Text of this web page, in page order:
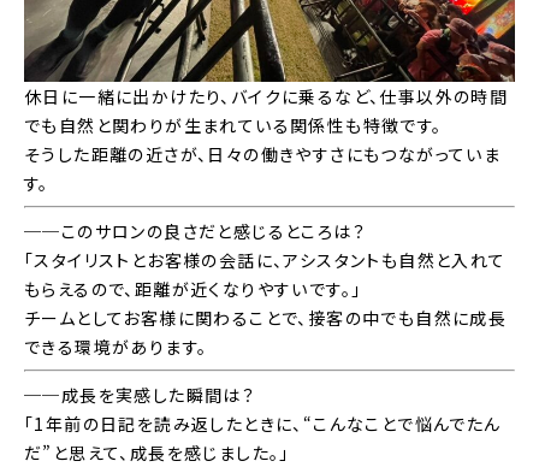
休日に一緒に出かけたり、バイクに乗るなど、仕事以外の時間
でも自然と関わりが生まれている関係性も特徴です。
そうした距離の近さが、日々の働きやすさにもつながっていま
す。
──このサロンの良さだと感じるところは？
「スタイリストとお客様の会話に、アシスタントも自然と入れて
もらえるので、距離が近くなりやすいです。」
チームとしてお客様に関わることで、接客の中でも自然に成長
できる環境があります。
──成長を実感した瞬間は？
「1年前の日記を読み返したときに、“こんなことで悩んでたん
だ”と思えて、成長を感じました。」